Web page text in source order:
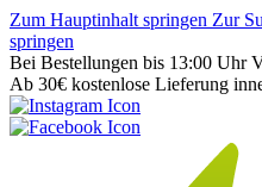
Zum Hauptinhalt springen Zur
springen
Bei Bestellungen bis 13:00 Uhr
Ab 30€ kostenlose Lieferung